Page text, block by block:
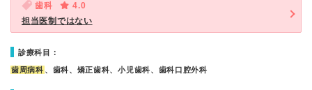
歯科
4.0
担当医制ではない
診療科目：
歯周病科 、歯科、矯正歯科、小児歯科、歯科口腔外科